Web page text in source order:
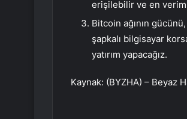
erişilebilir ve en
Bitcoin ağının
şapkalı bilgisayar
yatırım yapacağız.
Kaynak: (BYZHA) – Beyaz